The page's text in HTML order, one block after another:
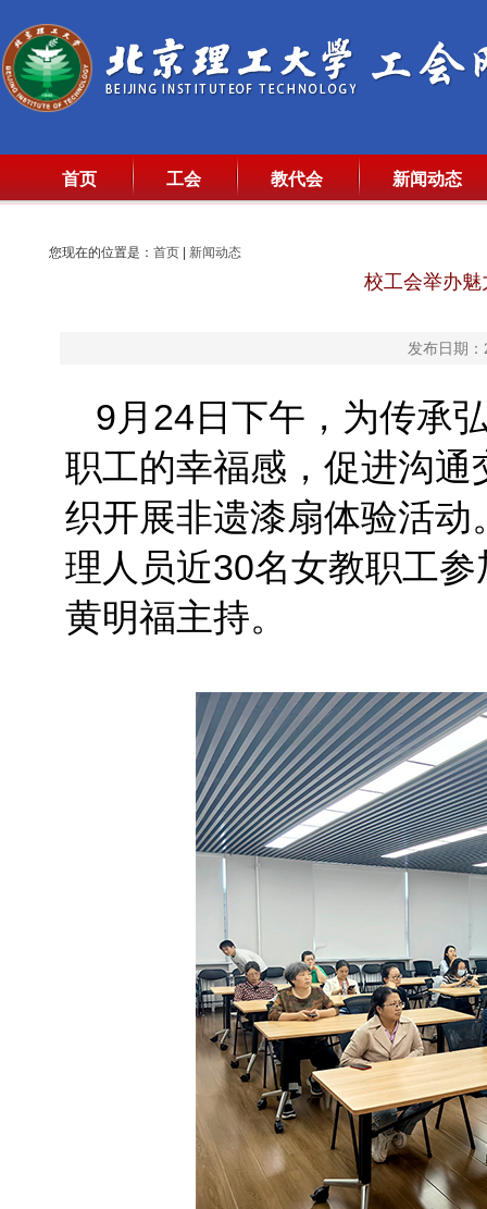
首页 工会 教代会 新闻动态
您现在的位置是： 首页 新闻动态
校工会举办
发布日期
9月24日下午，为传承
职工的幸福感，促进沟
织开展非遗漆扇体验活
理人员近30名女教职工
黄明福主持。